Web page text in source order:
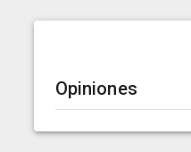
Opiniones